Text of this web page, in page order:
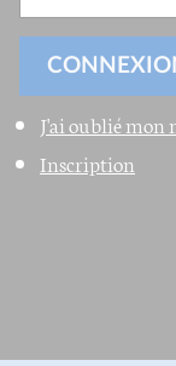
J'ai oublié mon
Inscription